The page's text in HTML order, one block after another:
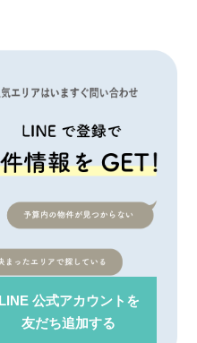
LINE 公式アカウント を
友だち追加する